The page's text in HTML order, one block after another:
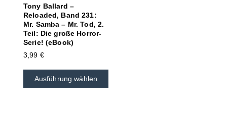
Tony Ballard –
Reloaded, Band 231:
Mr. Samba – Mr. Tod, 2.
Teil: Die große Horror-
Serie! (eBook)
3,99 €
Ausführung wählen